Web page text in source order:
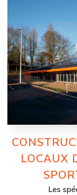
LOCAUX
Les